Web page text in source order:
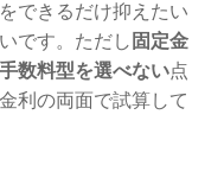
できるだけ抑えたい
です。ただし 固定金
数料型を選べない点
利の両面で試算して